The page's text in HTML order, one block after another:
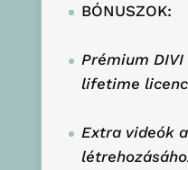
BÓNUSZOK:
Prémium
lifetime
Extra videók